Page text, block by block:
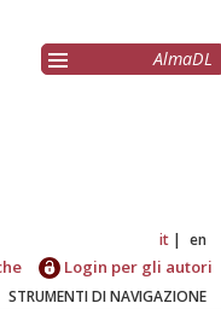
AlmaDL
it en
Login per gli autori
STRUMENTI DI NAVIGAZIONE